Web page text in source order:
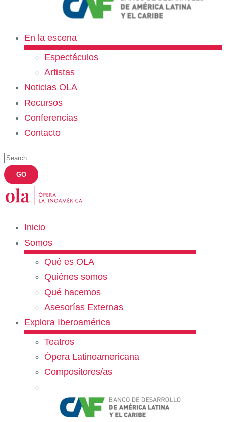
En la escena
Espectáculos
Artistas
Noticias OLA
Recursos
Conferencias
Contacto
Inicio
Somos
Qué es OLA
Quiénes somos
Qué hacemos
Asesorías Externas
Explora Iberoamérica
Teatros
Ópera Latinoamericana
Compositores/as